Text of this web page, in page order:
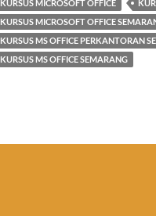
KURSUS MICROSOFT OFFICE
KURSUS MICROSOFT OFFICE
KURSUS MS OFFICE PERKANTORAN
KURSUS MS OFFICE SEMARANG